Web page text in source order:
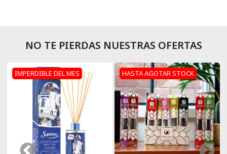
NO TE PIERDAS NUESTRAS OFERTAS
IMPERDIBLE DEL MES HASTA AGOTAR STOCK
Palo Santo
Sahumerios
Sahumerios Dhoop
Sahumerios Conos Cascada
Sahumadores